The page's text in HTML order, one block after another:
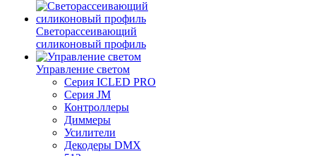
Светорассеивающий
силиконовый профиль
Управление светом
Серия ICLED PRO
Серия JM
Контроллеры
Диммеры
Усилители
Декодеры DMX